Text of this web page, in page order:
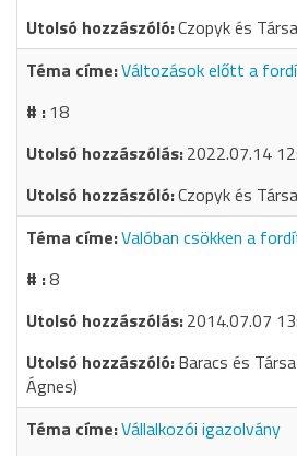
Czopyk és
Változások előtt a
18
2022.07.14
Czopyk és
Valóban csökken a
8
2014.07.07
Baracs és
Ágnes)
Vállalkozói igazolvány